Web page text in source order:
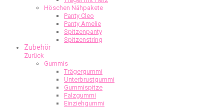
Höschen Nähpakete
Panty Cleo
Panty Amelie
Spitzenpanty
Spitzenstring
Zubehör
Zurück
Gummis
Trägergummi
Unterbrustgummi
Gummispitze
Falzgummi
Einziehgummi